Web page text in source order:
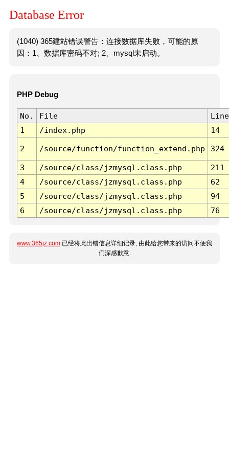
Database Error
(1040) 365建站错误警告：连接数据库失败，可能的原
因：1、数据库密码不对; 2、mysql未启动。
PHP Debug
No. File
Line
1
/index.php 14
2 /source/function/function_extend.php 324
3 /source/class/jzmysql.class.php
211
4
/source/class/jzmysql.class.php
62
5
/source/class/jzmysql.class.php
94
6
/source/class/jzmysql.class.php 76
www.365jz.com 已经将此出错信息详细记录, 由此给您带来的访问不便我
们深感歉意.